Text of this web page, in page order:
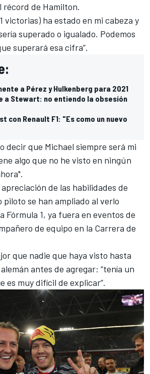
récord de Hamilton.
victorias) ha estado en mi cabeza y
superado o igualado. Podemos
superará esa cifra”.
a Pérez y Hulkenberg para 2021
a Stewart: no entiendo la obsesión
con Renault F1: "Es como un nuevo
decir que Michael siempre será mi
algo que no he visto en ningún
de las habilidades de
piloto se han ampliado al verlo
Fórmula 1, ya fuera en eventos de
de equipo en la Carrera de
que nadie que haya visto hasta
antes de agregar: “tenía un
es muy difícil de explicar”.